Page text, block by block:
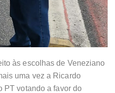
às escolhas de Veneziano
uma vez a Ricardo
PT votando a favor do